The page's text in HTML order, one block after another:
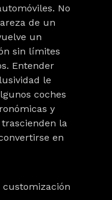
No
de un
un
sin límites
Entender
le
coches
y
la
en
customización